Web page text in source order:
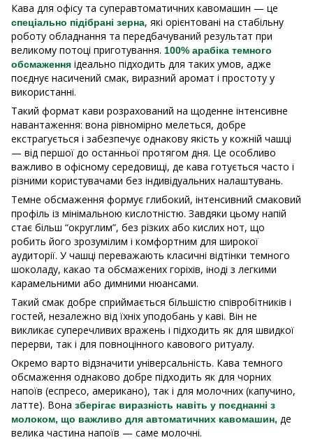
Кава для офісу та суперавтоматичних кавомашин — це
спеціально підібрані зерна, які орієнтовані на стабільну
роботу обладнання та передбачуваний результат при
великому потоці приготування. 100% арабіка темного
обсмаження ідеально підходить для таких умов, адже
поєднує насичений смак, виразний аромат і простоту у
використанні.
Такий формат кави розрахований на щоденне інтенсивне
навантаження: вона рівномірно мелеться, добре
екстрагується і забезпечує однакову якість у кожній чашці
— від першої до останньої протягом дня. Це особливо
важливо в офісному середовищі, де кава готується часто і
різними користувачами без індивідуальних налаштувань.
Темне обсмаження формує глибокий, інтенсивний смаковий
профіль із мінімальною кислотністю. Завдяки цьому напій
стає більш “округлим”, без різких або кислих нот, що
робить його зрозумілим і комфортним для широкої
аудиторії. У чашці переважають класичні відтінки темного
шоколаду, какао та обсмажених горіхів, іноді з легкими
карамельними або димними нюансами.
Такий смак добре сприймається більшістю співробітників і
гостей, незалежно від їхніх уподобань у каві. Він не
викликає суперечливих вражень і підходить як для швидкої
перерви, так і для повноцінного кавового ритуалу.
Окремо варто відзначити універсальність. Кава темного
обсмаження однаково добре підходить як для чорних
напоїв (еспресо, американо), так і для молочних (капучино,
латте). Вона зберігає виразність навіть у поєднанні з
молоком, що важливо для автоматичних кавомашин, де
велика частина напоїв — саме молочні.